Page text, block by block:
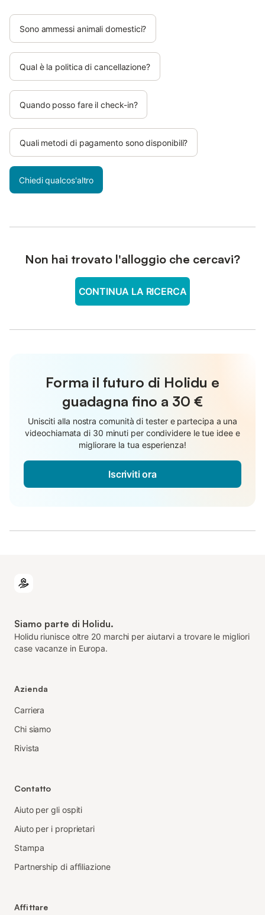
Sono ammessi animali domestici?
Qual è la politica di cancellazione?
Quando posso fare il check-in?
Quali metodi di pagamento sono disponibili?
Chiedi qualcos'altro
Non hai trovato l'alloggio che cercavi?
CONTINUA LA RICERCA
Forma il futuro di Holidu e
guadagna fino a 30 €
Unisciti alla nostra comunità di tester e partecipa a una
videochiamata di 30 minuti per condividere le tue idee e
migliorare la tua esperienza!
Iscriviti ora
Siamo parte di Holidu.
Holidu riunisce oltre 20 marchi per aiutarvi a trovare le migliori
case vacanze in Europa.
Azienda
Carriera
Chi siamo
Rivista
Contatto
Aiuto per gli ospiti
Aiuto per i proprietari
Stampa
Partnership di affiliazione
Affittare